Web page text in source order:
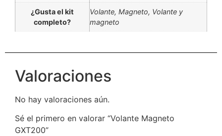
¿Gusta el kit
completo?
Volante, Magneto, Volante y
magneto
Valoraciones
No hay valoraciones aún.
Sé el primero en valorar “Volante Magneto
GXT200”